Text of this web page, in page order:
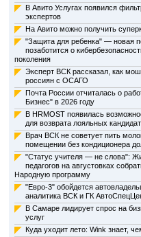
В Авито Услугах появился
экспертов
На Авито можно получить
"Защита для ребенка" — новая
позаботится о
поколения
Эксперт ВСК рассказал, как
россиян с ОСАГО
Почта России отчиталась о
Бизнес" в 2026 году
В HRMOST появилась
для возврата лояльных
Врач ВСК не советует пить
помещении без кондиционера
"Статус учителя — не слова":
педагогов на августовках
Народную программу
"Евро-3" обойдется
аналитика ВСК и ГК
В Самаре лидирует спрос на
услуг
Куда уходит лето: Wink знает,